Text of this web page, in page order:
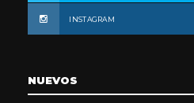
INSTAGRAM
NUEVOS